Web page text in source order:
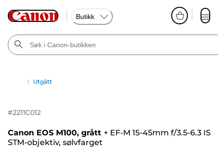
Butikk
Utgått
#2211C012
Canon EOS M100, grått + EF-M 15-45mm f/3.5-6.3 IS
STM-objektiv, sølvfarget